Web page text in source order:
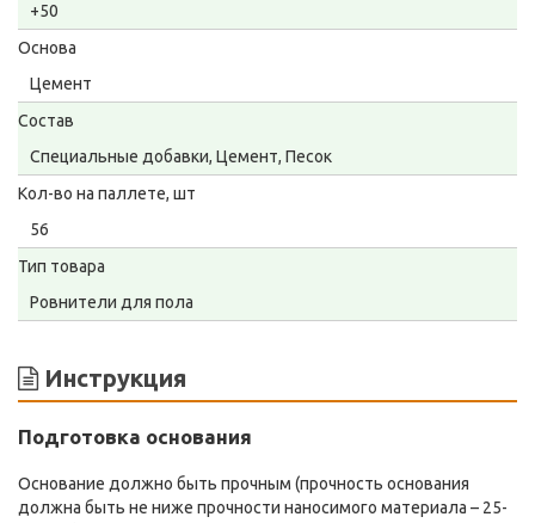
+50
Основа
Цемент
Состав
Специальные добавки, Цемент, Песок
Кол-во на паллете, шт
56
Тип товара
Ровнители для пола
Инструкция
Подготовка основания
Основание должно быть прочным (прочность основания
должна быть не ниже прочности наносимого материала – 25-